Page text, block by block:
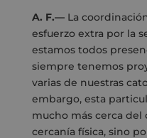
A. F.—La
esfuerzo extra por la
estamos todos
siempre tenemos
varias de nuestras
embargo, esta
mucho más cerca del
cercanía física, sino